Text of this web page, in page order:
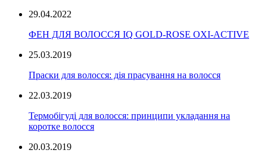
29.04.2022
ФЕН ДЛЯ ВОЛОССЯ IQ GOLD-ROSE OXI-ACTIVE
25.03.2019
Праски для волосся: дія прасування на волосся
22.03.2019
Термобігуді для волосся: принципи укладання на
коротке волосся
20.03.2019